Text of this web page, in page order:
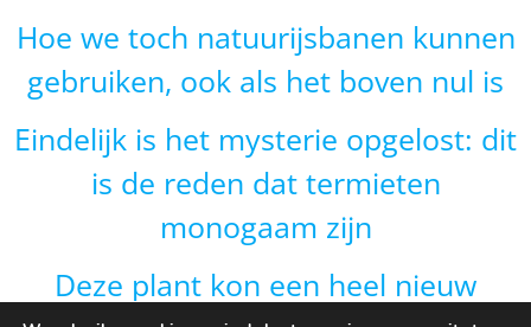
Hoe we toch natuurijsbanen kunnen
gebruiken, ook als het boven nul is
Eindelijk is het mysterie opgelost: dit
is de reden dat termieten
monogaam zijn
Deze plant kon een heel nieuw